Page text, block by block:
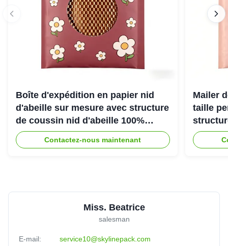
Boîte d'expédition en papier nid
d'abeille sur mesure avec structure
de coussin nid d'abeille 100%
recyclable pour emballage de
protection écologique
Contactez-nous maintenant
Mailer
taille
une
Miss. Beatrice
salesman
E-mail: service10@skylinepack.com